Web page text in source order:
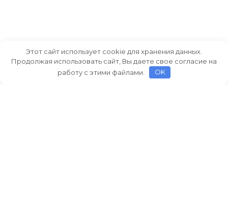
Этот сайт использует cookie для хранения данных.
Продолжая использовать сайт, Вы даете свое согласие на
работу с этими файлами.
OK